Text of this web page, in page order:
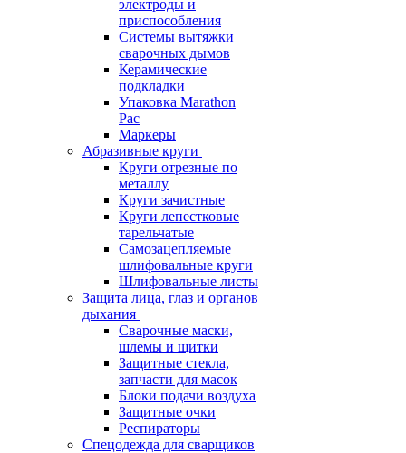
электроды и
приспособления
Системы вытяжки
сварочных дымов
Керамические
подкладки
Упаковка Marathon
Pac
Маркеры
Абразивные круги
Круги отрезные по
металлу
Круги зачистные
Круги лепестковые
тарельчатые
Самозацепляемые
шлифовальные круги
Шлифовальные листы
Защита лица, глаз и органов
дыхания
Сварочные маски,
шлемы и щитки
Защитные стекла,
запчасти для масок
Блоки подачи воздуха
Защитные очки
Респираторы
Спецодежда для сварщиков